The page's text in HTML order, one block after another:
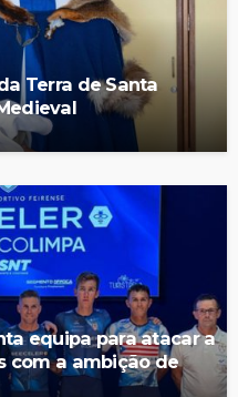
Terra de Santa
equipa para atacar a
com a ambição de